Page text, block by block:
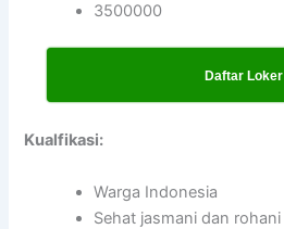
3500000
Daftar Loker
Kualfikasi:
Warga Indonesia
Sehat jasmani dan rohani